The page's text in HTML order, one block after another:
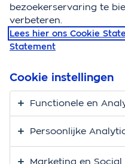
tumoren
Medicinale behandeling
van het leven van je
Bekijk hier welke
bezoekerservaring te
verbeteren.
Lees hier ons Cookie
Statement
Cookie instellingen
Functionele en
Persoonlijke
Marketing en Social